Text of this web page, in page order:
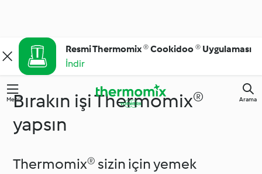
Resmi Thermomix ® Cookidoo ® Uygulaması
İndir
Menü Arama
Bırakın işi Thermomix®
yapsın
Thermomix® sizin için yemek